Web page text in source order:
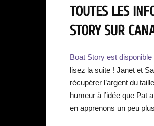
TOUTES LES
STORY SUR
Boat Story est
lisez la suite ! Janet et
récupérer l’argent du
humeur à l’idée que Pat
en apprenons un peu